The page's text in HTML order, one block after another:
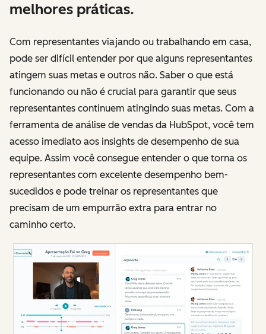
melhores práticas.
Com representantes viajando ou trabalhando em casa,
pode ser difícil entender por que alguns representantes
atingem suas metas e outros não. Saber o que está
funcionando ou não é crucial para garantir que seus
representantes continuem atingindo suas metas. Com a
ferramenta de análise de vendas da HubSpot, você tem
acesso imediato aos insights de desempenho de sua
equipe. Assim você consegue entender o que torna os
representantes com excelente desempenho bem-
sucedidos e pode treinar os representantes que
precisam de um empurrão extra para entrar no
caminho certo.